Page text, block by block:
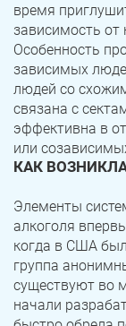
время
зависимость от
Особенность
зависимых
людей со
связана с
эффективна в
или
КАК
Элементы
алкоголя
когда в США
группа
существуют во
начали